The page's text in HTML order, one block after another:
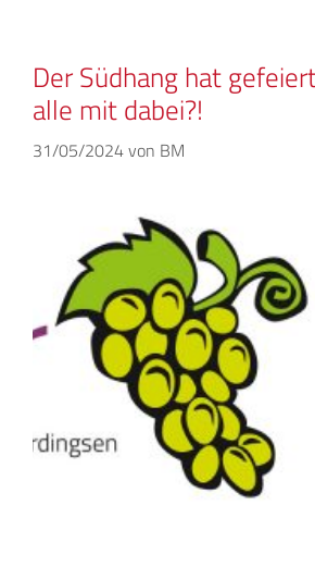
Der Südhang hat
alle mit dabei?!
31/05/2024von BM